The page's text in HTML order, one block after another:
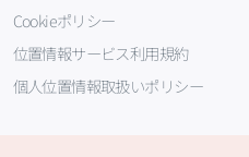
Cookieポリシー
位置情報サービス利用規約
個人位置情報取扱いポリシー